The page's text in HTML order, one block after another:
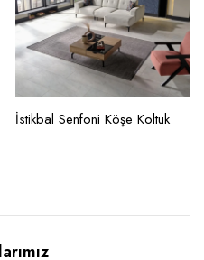
İstikbal Senfoni Köşe Koltuk